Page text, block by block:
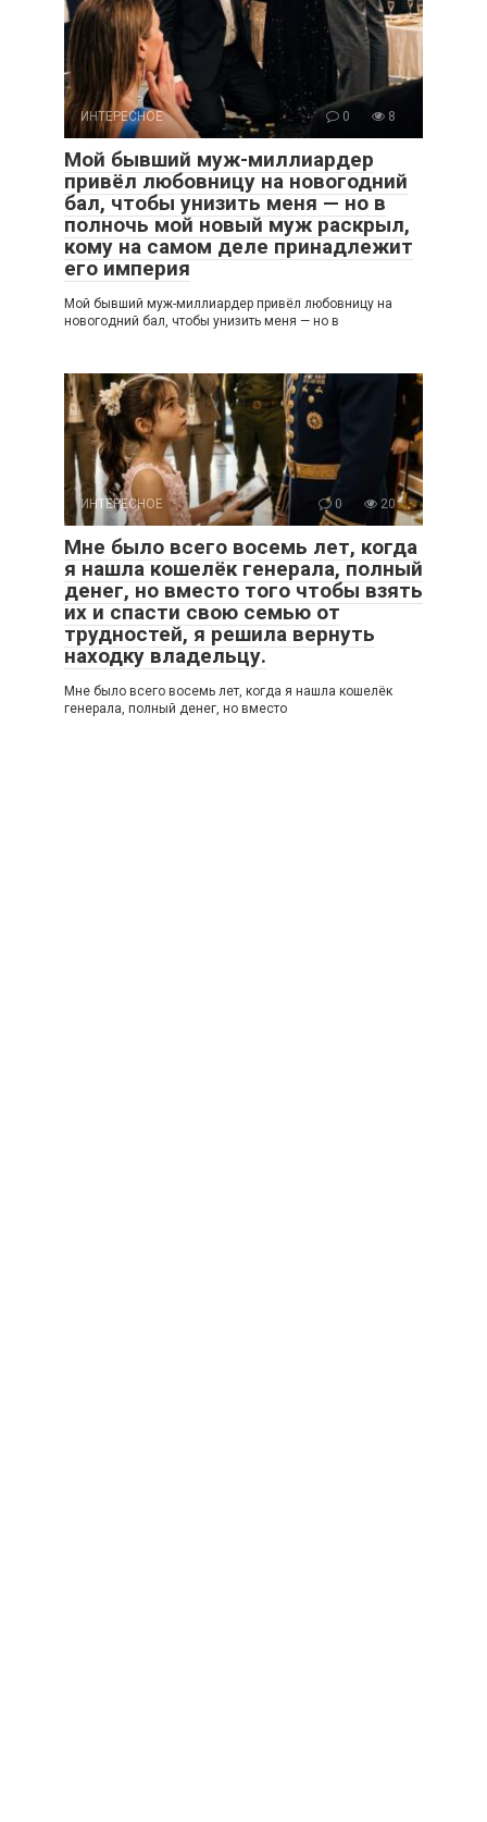
ИНТЕРЕСНОЕ 0 8
Мой бывший муж-миллиардер
привёл любовницу на новогодний
бал, чтобы унизить меня — но в
полночь мой новый муж раскрыл,
кому на самом деле принадлежит
его империя
Мой бывший муж-миллиардер привёл любовницу на
новогодний бал, чтобы унизить меня — но в
ИНТЕРЕСНОЕ 0 20
Мне было всего восемь лет, когда
я нашла кошелёк генерала, полный
денег, но вместо того чтобы взять
их и спасти свою семью от
трудностей, я решила вернуть
находку владельцу.
Мне было всего восемь лет, когда я нашла кошелёк
генерала, полный денег, но вместо